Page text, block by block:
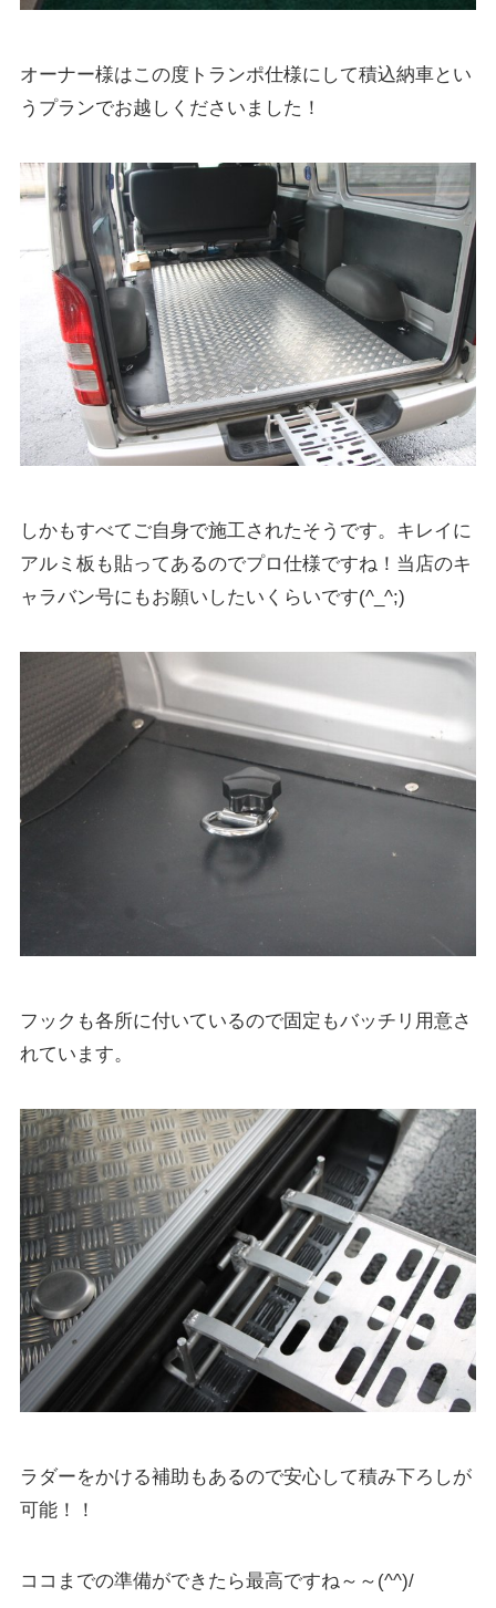
オーナー様はこの度トランポ仕様にして積込納車とい
うプランでお越しくださいました！
しかもすべてご自身で施工されたそうです。キレイに
アルミ板も貼ってあるのでプロ仕様ですね！当店のキ
ャラバン号にもお願いしたいくらいです(^_^;)
フックも各所に付いているので固定もバッチリ用意さ
れています。
ラダーをかける補助もあるので安心して積み下ろしが
可能！！
ココまでの準備ができたら最高ですね～～(^^)/